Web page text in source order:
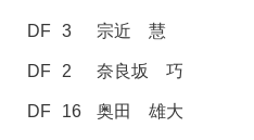
DF 3 宗近 慧
DF 2 奈良坂 巧
DF 16 奥田 雄大